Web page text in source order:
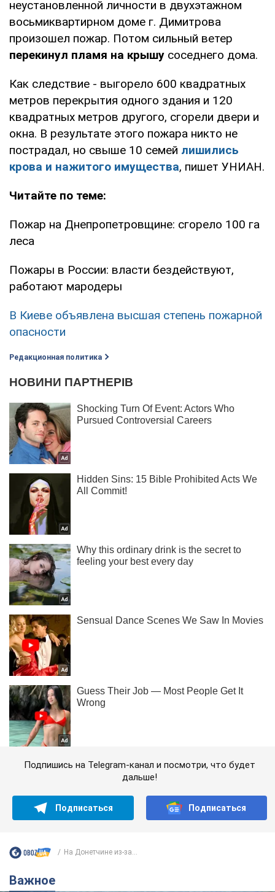
неустановленной личности в двухэтажном
восьмиквартирном доме г. Димитрова
произошел пожар. Потом сильный ветер
перекинул пламя на крышу соседнего дома.
Как следствие - выгорело 600 квадратных
метров перекрытия одного здания и 120
квадратных метров другого, сгорели двери и
окна. В результате этого пожара никто не
пострадал, но свыше 10 семей лишились
крова и нажитого имущества, пишет УНИАН.
Читайте по теме:
Пожар на Днепропетровщине: сгорело 100 га
леса
Пожары в России: власти бездействуют,
работают мародеры
В Киеве объявлена высшая степень пожарной
опасности
Редакционная политика
Подпишись на Telegram-канал и посмотри, что будет
дальше!
Подписаться Подписаться
На Донетчине из-за...
Важное